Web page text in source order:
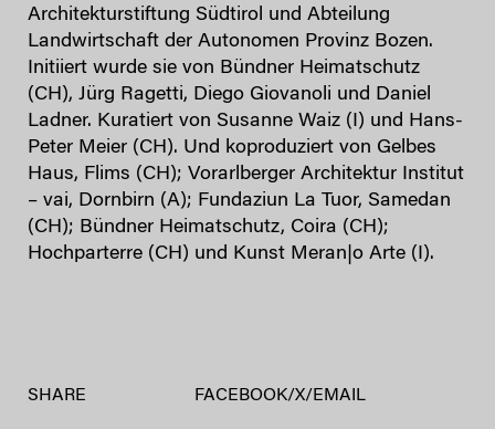
Architekturstiftung Südtirol und Abteilung
Landwirtschaft der Autonomen Provinz Bozen.
Initiiert wurde sie von Bündner Heimatschutz
(CH), Jürg Ragetti, Diego Giovanoli und Daniel
Ladner. Kuratiert von Susanne Waiz (I) und Hans-
Peter Meier (CH). Und koproduziert von Gelbes
Haus, Flims (CH); Vorarlberger Architektur Institut
– vai, Dornbirn (A); Fundaziun La Tuor, Samedan
(CH); Bündner Heimatschutz, Coira (CH);
Hochparterre (CH) und Kunst Meran|o Arte (I).
SHARE FACEBOOK/X/ EMAIL